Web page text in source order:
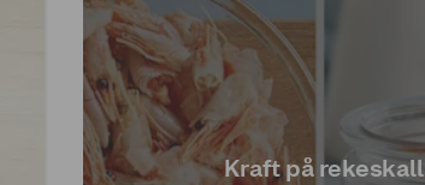
Kraft på rekeskall